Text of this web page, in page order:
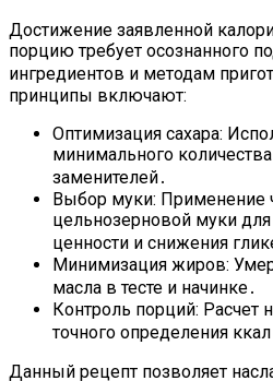
Достижение заявленной
порцию требует осознанного
ингредиентов и методам
принципы включают:
Оптимизация сахара:
минимального
заменителей․
Выбор муки: Применение
цельнозерновой муки
ценности и снижения
Минимизация жиров:
масла в тесте и начинке․
Контроль порций: Расчет
точного определения
Данный рецепт позволяет